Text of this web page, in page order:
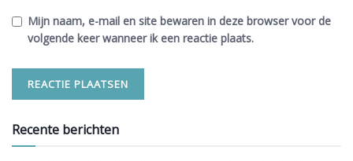
Mijn naam, e-mail en site bewaren in deze browser voor de
volgende keer wanneer ik een reactie plaats.
Recente berichten